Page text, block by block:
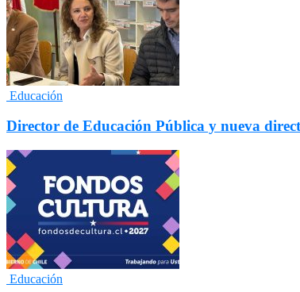
Educación
Director de Educación Pública y nueva
Educación